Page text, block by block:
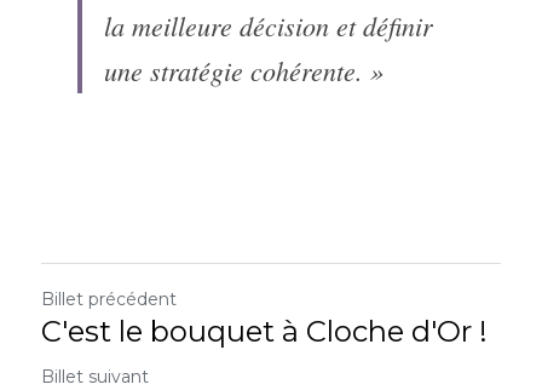
la meilleure décision et définir
une stratégie cohérente. »
Billet précédent
C'est le bouquet à Cloche d'Or !
Billet suivant